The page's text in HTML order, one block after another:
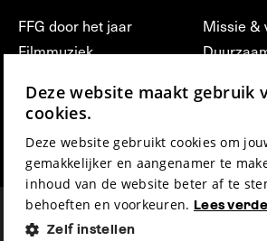
FFG door het jaar
Filmmuziek
Press & Industry
Film Fest Friends
Missie &
Privacy
Deze website maakt gebruik
cookies.
Deze website gebruikt cookies om
gemakkelijker en aangenamer te
inhoud van de website beter af te
behoeften en voorkeuren. Lees
Zelf instellen